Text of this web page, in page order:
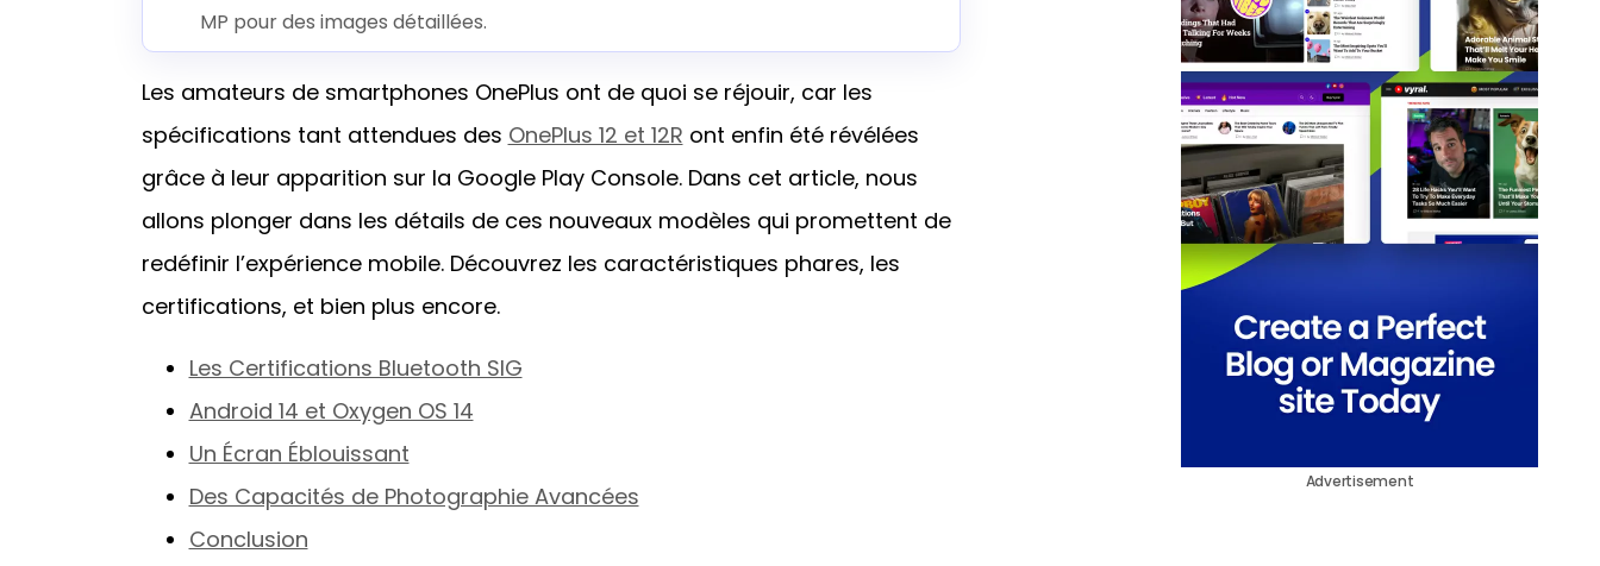
MP pour des images détaillées.
Les amateurs de smartphones OnePlus ont de quoi se réjouir, car les
spécifications tant attendues des OnePlus 12 et 12R ont enfin été révélées
grâce à leur apparition sur la Google Play Console. Dans cet article, nous
allons plonger dans les détails de ces nouveaux modèles qui promettent de
redéfinir l’expérience mobile. Découvrez les caractéristiques phares, les
certifications, et bien plus encore.
Les Certifications Bluetooth SIG
Android 14 et Oxygen OS 14
Un Écran Éblouissant
Des Capacités de Photographie Avancées
Conclusion
Advertisement